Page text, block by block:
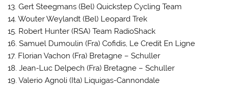
13. Gert Steegmans (Bel) Quickstep Cycling Team
14. Wouter Weylandt (Bel) Leopard Trek
15. Robert Hunter (RSA) Team RadioShack
16. Samuel Dumoulin (Fra) Cofidis, Le Credit En Ligne
17. Florian Vachon (Fra) Bretagne – Schuller
18. Jean-Luc Delpech (Fra) Bretagne – Schuller
19. Valerio Agnoli (Ita) Liquigas-Cannondale